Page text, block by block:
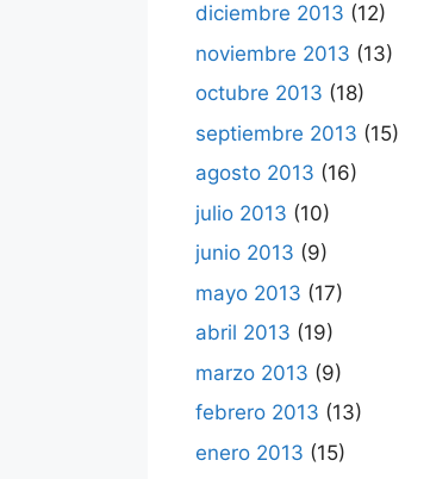
diciembre 2013 (12)
noviembre 2013 (13)
octubre 2013 (18)
septiembre 2013 (15)
agosto 2013 (16)
julio 2013 (10)
junio 2013 (9)
mayo 2013 (17)
abril 2013 (19)
marzo 2013 (9)
febrero 2013 (13)
enero 2013 (15)